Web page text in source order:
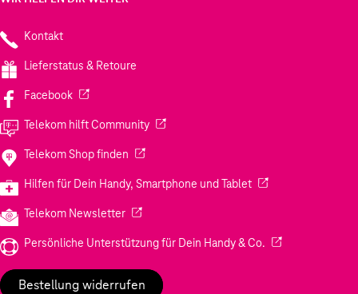
Kontakt
Lieferstatus & Retoure
Facebook(Wird in einem neuen Tab geöffnet)
Telekom hilft Community(Wird in einem neuen Tab geöffnet)
Telekom Shop finden (Wird in einem neuen Tab geöffnet)
Hilfen für Dein Handy, Smartphone und Tablet(Wird in einem
Telekom Newsletter(Wird in einem neuen Tab geöffnet)
Persönliche Unterstützung für Dein Handy & Co. (Wird in einem
Bestellung widerrufen